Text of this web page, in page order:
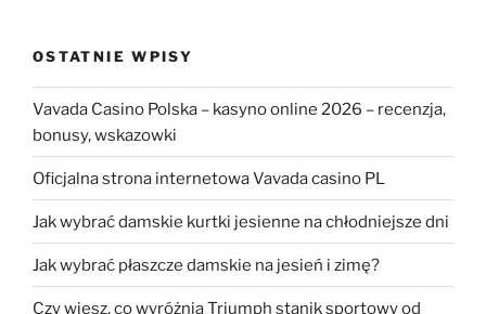
OSTATNIE WPISY
Vavada Casino Polska – kasyno online 2026 – recenzja,
bonusy, wskazowki
Oficjalna strona internetowa Vavada casino PL
Jak wybrać damskie kurtki jesienne na chłodniejsze dni
Jak wybrać płaszcze damskie na jesień i zimę?
Czy wiesz, co wyróżnia Triumph stanik sportowy od